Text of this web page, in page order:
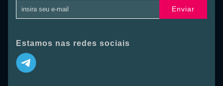
Enviar
Estamos nas redes sociais